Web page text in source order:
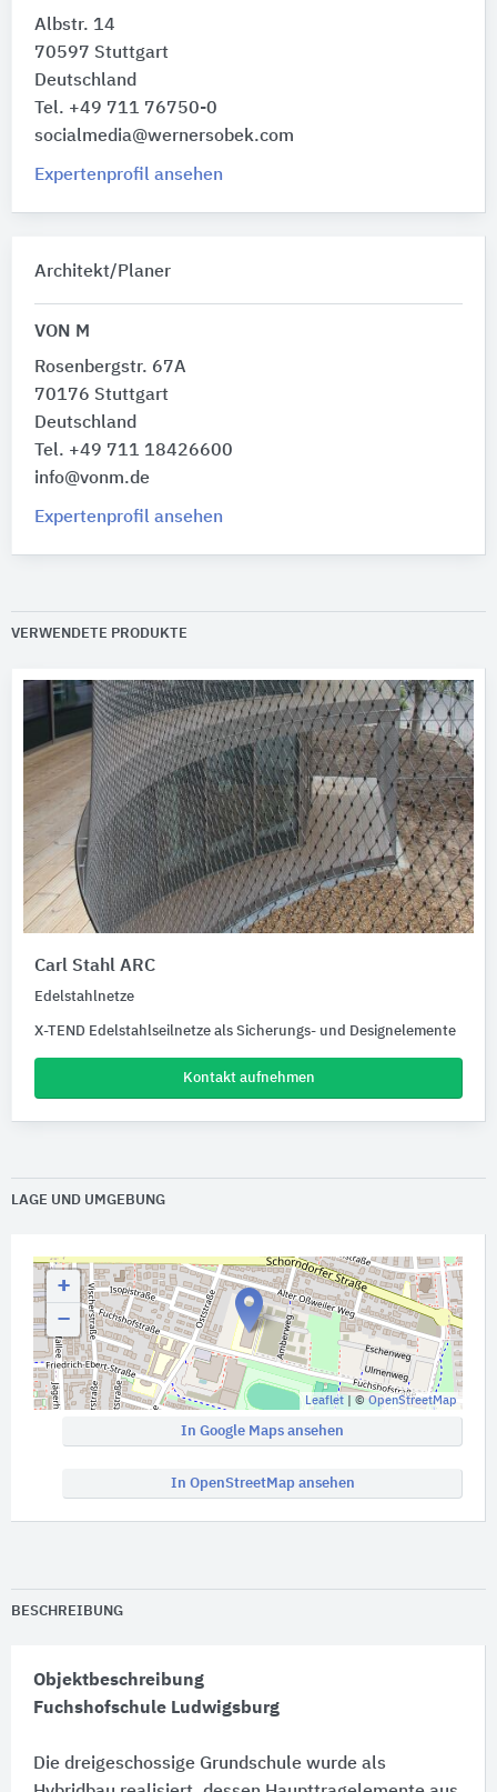
Albstr. 14
70597 Stuttgart
Deutschland
Tel. +49 711 76750-0
socialmedia@wernersobek.com
Expertenprofil ansehen
Architekt/Planer
VON M
Rosenbergstr. 67A
70176 Stuttgart
Deutschland
Tel. +49 711 18426600
info@vonm.de
Expertenprofil ansehen
VERWENDETE PRODUKTE
Carl Stahl ARC
Edelstahlnetze
X-TEND Edelstahlseilnetze als Sicherungs- und Designelemente
Kontakt aufnehmen
LAGE UND UMGEBUNG
+
−
Leaflet | ©OpenStreetMap
In Google Maps ansehen
In OpenStreetMap ansehen
BESCHREIBUNG
Objektbeschreibung
Fuchshofschule Ludwigsburg
Die dreigeschossige Grundschule wurde als